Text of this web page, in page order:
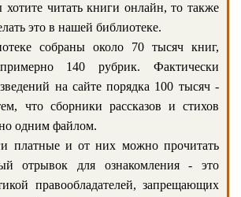
читать книги онлайн, то также
это в нашей библиотеке.
собраны около 70 тысяч книг,
140 рубрик. Фактически
на сайте порядка 100 тысяч -
что сборники рассказов и стихов
одним файлом.
платные и от них можно прочитать
отрывок для ознакомления - это
правообладателей, запрещающих